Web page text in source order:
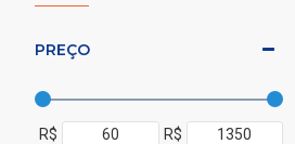
PREÇO
R$ R$